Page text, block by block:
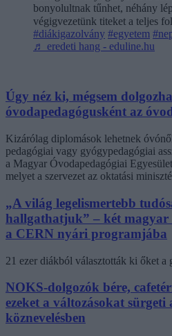
bonyolultnak tűnhet, néhány
végigvezetünk titeket a teljes
#diákigazolvány #egyetem
♬ eredeti hang - eduline.hu
Úgy néz ki, mégsem
óvodapedagógusként az
Kizárólag diplomások lehetnek
pedagógiai vagy gyógypedagógiai
a Magyar Óvodapedagógiai
melyet a szervezet az oktatási
„A világ legelismertebb
hallgathatjuk” – két magyar
a CERN nyári programjába
21 ezer diákból választották ki őket a
NOKS-dolgozók bére,
ezeket a változásokat sürgeti
köznevelésben